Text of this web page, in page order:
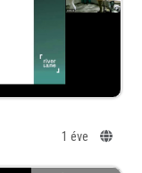
1 éve